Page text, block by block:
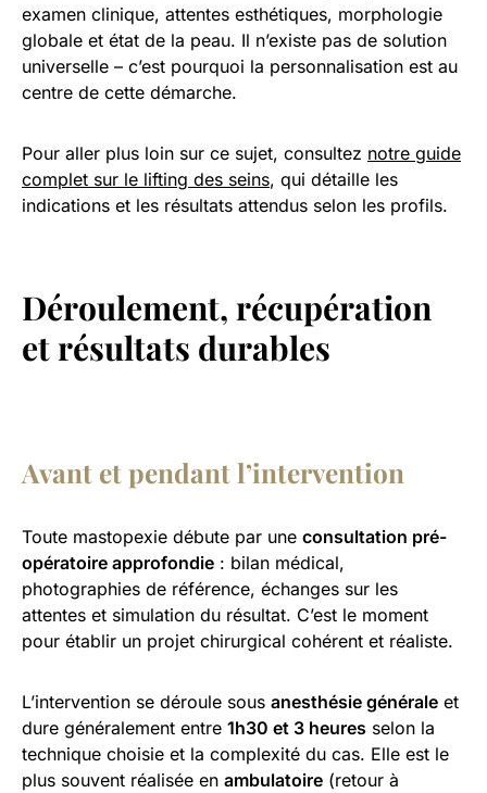
examen clinique, attentes esthétiques, morphologie
globale et état de la peau. Il n’existe pas de solution
universelle – c’est pourquoi la personnalisation est au
centre de cette démarche.
Pour aller plus loin sur ce sujet, consultez notre guide
complet sur le lifting des seins, qui détaille les
indications et les résultats attendus selon les profils.
Déroulement, récupération
et résultats durables
Avant et pendant l’intervention
Toute mastopexie débute par une consultation pré-
opératoire approfondie : bilan médical,
photographies de référence, échanges sur les
attentes et simulation du résultat. C’est le moment
pour établir un projet chirurgical cohérent et réaliste.
L’intervention se déroule sous anesthésie générale et
dure généralement entre 1h30 et 3 heures selon la
technique choisie et la complexité du cas. Elle est le
plus souvent réalisée en ambulatoire (retour à